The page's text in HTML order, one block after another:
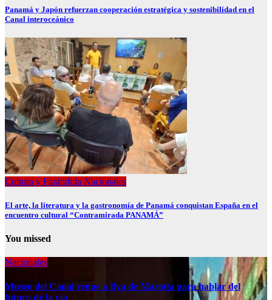
Panamá y Japón refuerzan cooperación estratégica y sostenibilidad en el
Canal interoceánico
Cultura y Farándula Nacionales
El arte, la literatura y la gastronomía de Panamá conquistan España en el
encuentro cultural “Contramirada PANAMÁ”
You missed
Nacionales
Museo del Canal reúne a Ilya de Marotta para hablar del
futuro de la vía